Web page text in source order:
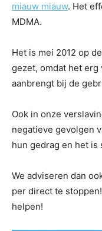
miauw miauw. Het
MDMA.
Het is mei 2012 op
gezet, omdat het erg
aanbrengt bij de
Ook in onze
negatieve gevolgen
hun gedrag en het is
We adviseren dan
per direct te
helpen!